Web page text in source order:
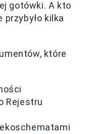
gotówki. A kto
przybyło kilka
które
Rejestru